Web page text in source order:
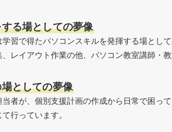
る場としての夢像
学習で得たパソコンスキルを発揮する場とし
、レイアウト作業の他、パソコン教室講師・
としての夢像
当者が、個別支援計画の作成から日常で困っ
行っています。